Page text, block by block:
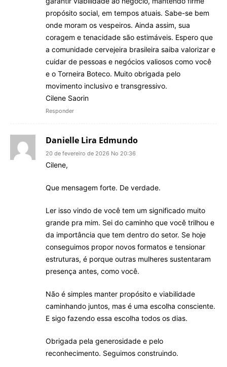
propósito social, em tempos atuais. Sabe-se bem
onde moram os vespeiros. Ainda assim, sua
coragem e tenacidade são estimáveis. Espero que
a comunidade cervejeira brasileira saiba valorizar e
cuidar de pessoas e negócios valiosos como você
e o Torneira Boteco. Muito obrigada pelo
movimento inclusivo e transgressivo.
Cilene Saorin
Responder
Danielle Lira Edmundo
20 de fevereiro de 2026 No 20:36
Cilene,
Que mensagem forte. De verdade.
Ler isso vindo de você tem um significado muito
grande pra mim. Sei do caminho que você trilhou e
da importância que tem dentro do setor. Se hoje
conseguimos propor novos formatos e tensionar
estruturas, é porque outras mulheres sustentaram
presença antes, como você.
Não é simples manter propósito e viabilidade
caminhando juntos, mas é uma escolha consciente.
E sigo fazendo essa escolha todos os dias.
Obrigada pela generosidade e pelo
reconhecimento. Seguimos construindo.